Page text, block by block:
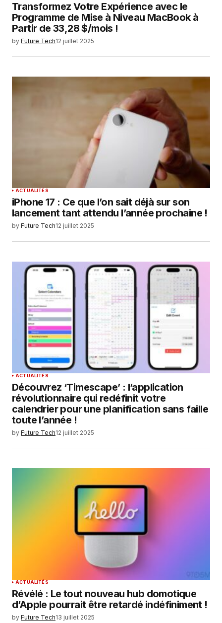
Transformez Votre Expérience avec le
Programme de Mise à Niveau MacBook à
Partir de 33,28 $/mois !
by Future Tech12 juillet 2025
ACTUALITÉS
iPhone 17 : Ce que l’on sait déjà sur son
lancement tant attendu l’année prochaine !
by Future Tech12 juillet 2025
ACTUALITÉS
Découvrez ‘Timescape’ : l’application
révolutionnaire qui redéfinit votre
calendrier pour une planification sans faille
toute l’année !
by Future Tech12 juillet 2025
ACTUALITÉS
Révélé : Le tout nouveau hub domotique
d’Apple pourrait être retardé indéfiniment !
by Future Tech13 juillet 2025